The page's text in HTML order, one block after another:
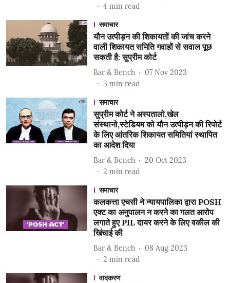
4 min read
समाचार
यौन उत्पीड़न की शिकायतों की जांच करने
वाली शिकायत समिति गवाहों से सवाल पूछ
सकती है: सुप्रीम कोर्ट
Bar & Bench
07 Nov 2023
3 min read
समाचार
सुप्रीम कोर्ट ने अस्पतालो,खेल
संस्थानो,स्टेडियम को यौन उत्पीड़न की रिपोर्ट
के लिए आंतरिक शिकायत समितियां स्थापित
का आदेश दिया
Bar & Bench
20 Oct 2023
2 min read
समाचार
कलकत्ता एचसी ने न्यायपालिका द्वारा POSH
एक्ट का अनुपालन न करने का गलत आरोप
लगाते हुए PIL दायर करने के लिए वकील की
खिंचाई की
Bar & Bench
08 Aug 2023
2 min read
वादकरण